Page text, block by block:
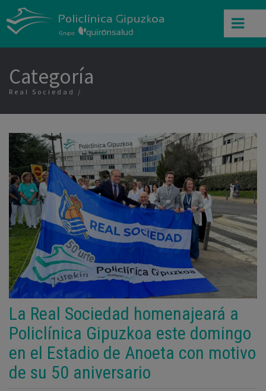
Categoría
Real Sociedad
La Real Sociedad homenajeará a
Policlínica Gipuzkoa este domingo
en el Estadio de Anoeta con motivo
de su 50 aniversario